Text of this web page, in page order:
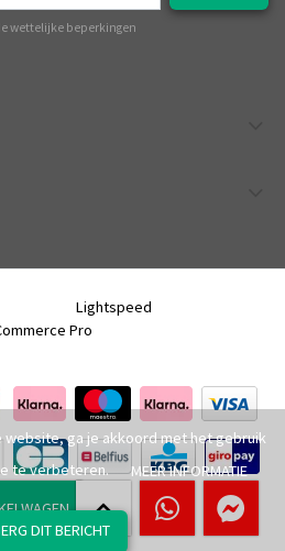
wettelijke beperkingen
Lightspeed
Pro
website, ga je akkoord met het gebruik
te verbeteren.
MEER INFORMATIE
DIT BERICHT